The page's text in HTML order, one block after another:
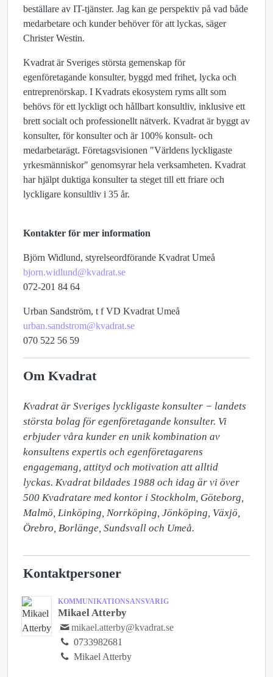
beställare av IT-tjänster. Jag kan ge perspektiv på vad både
medarbetare och kunder behöver för att lyckas, säger
Christer Westin.
Kvadrat är Sveriges största gemenskap för
egenföretagande konsulter, byggd med frihet, lycka och
entreprenörskap. I Kvadrats ekosystem ryms allt som
behövs för ett lyckligt och hållbart konsultliv, inklusive ett
brett socialt och professionellt nätverk. Kvadrat är byggt av
konsulter, för konsulter och är 100% konsult- och
medarbetarägt. Företagsvisionen "Världens lyckligaste
yrkesmänniskor" genomsyrar hela verksamheten. Kvadrat
har hjälpt duktiga konsulter ta steget till ett friare och
lyckligare konsultliv i 35 år.
Kontakter för mer information
Björn Widlund, styrelseordförande Kvadrat Umeå
bjorn.widlund@kvadrat.se
072-201 84 64
Urban Sandström, t f VD Kvadrat Umeå
urban.sandstrom@kvadrat.se
070 522 56 59
Om Kvadrat
Kvadrat är Sveriges lyckligaste konsulter − landets
största bolag för egenföretagande konsulter. Vi
erbjuder våra kunder en unik kombination av
konsultens expertis och egenföretagarens
engagemang, attityd och motivation att alltid
lyckas. Kvadrat bildades 1988 och idag är vi över
500 Kvadratare med kontor i Stockholm, Göteborg,
Malmö, Linköping, Norrköping, Jönköping, Växjö,
Örebro, Borlänge, Sundsvall och Umeå.
Kontaktpersoner
KOMMUNIKATIONSANSVARIG
Mikael Atterby
mikael.atterby@kvadrat.se
0733982681
Mikael Atterby